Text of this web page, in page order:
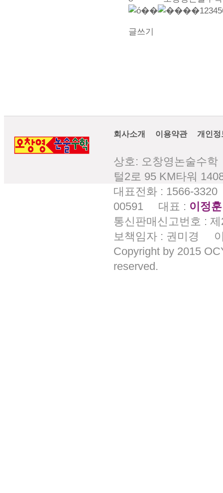
12345
글쓰기
회사소개 이용약관 개인정
상호: 오창영논술수
털2로 95 KM타워
대표전화 : 1566-
00591 대표 : 이정훈
통신판매신고번호 :
보책임자 : 권미경 이
Copyright by 2015
reserved.